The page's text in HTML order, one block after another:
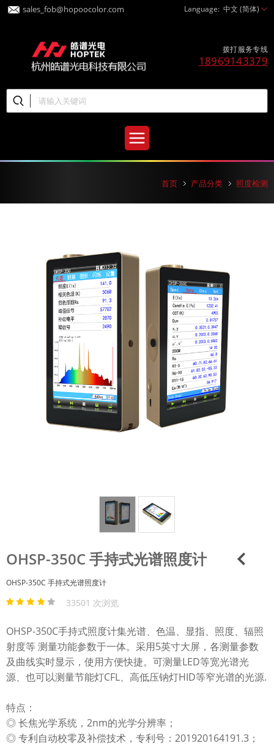
sales_fob@hopoocolor.com Language: 中文 (简体)
拨打服务专线
18969143379
首页 产品分类 照度检测
OHSP-350C 手持式光谱照度计
OHSP-350C 手持式光谱照度计
33501 次浏览
OHSP-350C手持式照度计集光谱、色温、显指、照度、辐照
射度等 测量功能参数于一体。采用5英寸大屏，各测量参数
及曲线实时显示，使用方便快捷。可测量LED等宽光谱光
源、也可以测量节能灯CFL、高低压钠灯HID等窄光谱的光源.
特点：
◎ 长焦光学系统，2nm的光学分辨率；
◎ 专利自动校零及补偿技术，专利号：201920164191.3；